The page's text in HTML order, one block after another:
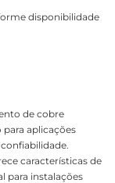
disponibilidade
de cobre
aplicações
características de
para instalações